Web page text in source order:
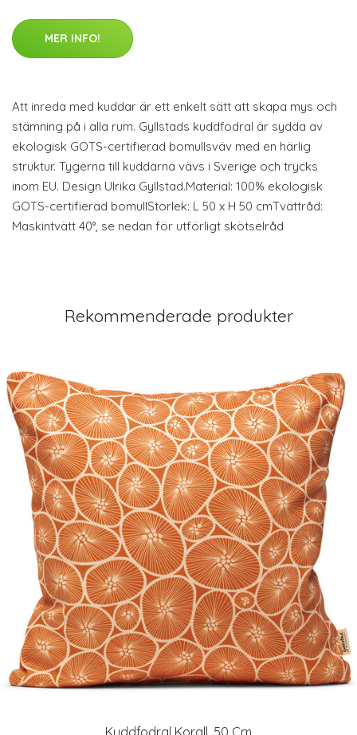
MER INFO!
Att inreda med kuddar är ett enkelt sätt att skapa mys och
stämning på i alla rum. Gyllstads kuddfodral är sydda av
ekologisk GOTS-certifierad bomullsväv med en härlig
struktur. Tygerna till kuddarna vävs i Sverige och trycks
inom EU. Design Ulrika Gyllstad.Material: 100% ekologisk
GOTS-certifierad bomullStorlek: L 50 x H 50 cmTvättråd:
Maskintvätt 40°, se nedan för utförligt skötselråd
Rekommenderade produkter
Kuddfodral Korall, 50 Cm